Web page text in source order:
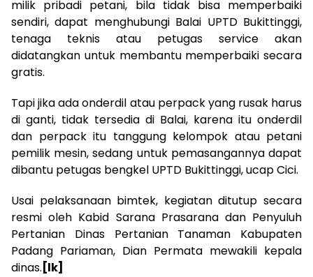
milik pribadi petani, bila tidak bisa memperbaiki
sendiri, dapat menghubungi Balai UPTD Bukittinggi,
tenaga teknis atau petugas service akan
didatangkan untuk membantu memperbaiki secara
gratis.
Tapi jika ada onderdil atau perpack yang rusak harus
di ganti, tidak tersedia di Balai, karena itu onderdil
dan perpack itu tanggung kelompok atau petani
pemilik mesin, sedang untuk pemasangannya dapat
dibantu petugas bengkel UPTD Bukittinggi, ucap Cici.
Usai pelaksanaan bimtek, kegiatan ditutup secara
resmi oleh Kabid Sarana Prasarana dan Penyuluh
Pertanian Dinas Pertanian Tanaman Kabupaten
Padang Pariaman, Dian Permata mewakili kepala
dinas. [lk]